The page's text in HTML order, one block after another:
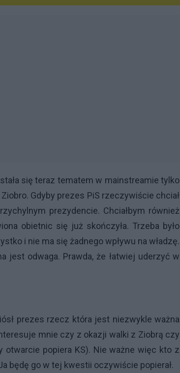
się teraz tematem w mainstreamie tylko
Gdyby prezes PiS rzeczywiście chciał
prezydencie. Chciałbym również
obietnic się już skończyła. Trzeba było
i nie ma się żadnego wpływu na władzę.
jest odwaga. Prawda, że łatwiej uderzyć w
prezes rzecz która jest niezwykle ważna
mnie czy z okazji walki z Ziobrą czy
popiera KS). Nie ważne więc kto z
będę go w tej kwestii oczywiście popierał.